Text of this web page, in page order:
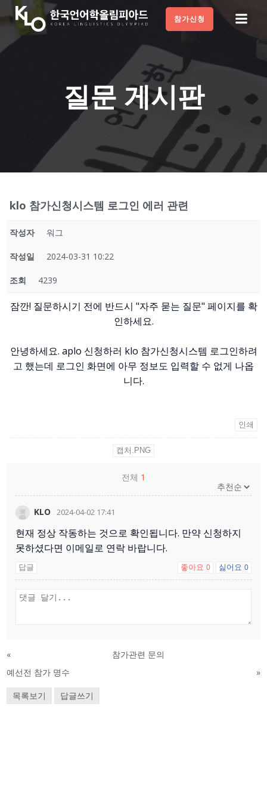
Skip
to
content
참가신청
질문 게시판
klo 참가신청시스템 로그인 에러 관련
작성자 워그
작성일 2024-03-31 10:22
조회 4239
잠깐! 질문하시기 전에 반드시 "자주 묻는 질문" 페이지를 확
인하세요.
안녕하세요. aplo 신청하러 klo 참가신청시스템 로그인하려
고 했는데 로그인 화면에 아무 정보도 입력할 수 없게 나옵
니다.
인쇄
캡처.PNG
전체 1
KLO 2024-04-02 17:41
현재 정상 작동하는 것으로 확인됩니다. 만약 신청하지
못하셨다면 이메일로 연락 바랍니다.
답글 좋아요 0 싫어요 0
«
참가관련 문의
예선전 참가 명수
»
목록보기 답글쓰기